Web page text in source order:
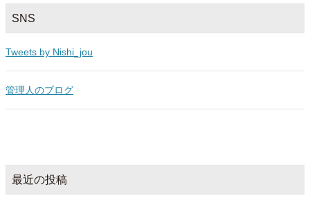
SNS
Tweets by Nishi_jou
管理人のブログ
最近の投稿